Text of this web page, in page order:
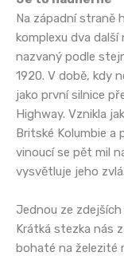
Na západní straně
komplexu dva další
nazvaný podle
1920. V době, kdy
jako první silnice
Highway. Vznikla
Britské Kolumbie a
vinoucí se pět mil
vysvětluje jeho
Jednou ze zdejších
Krátká stezka nás
bohaté na železité